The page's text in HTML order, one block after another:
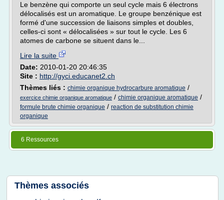
Le benzène qui comporte un seul cycle mais 6 électrons
délocalisés est un aromatique. Le groupe benzénique est
formé d'une succession de liaisons simples et doubles,
celles-ci sont « délocalisées » sur tout le cycle. Les 6
atomes de carbone se situent dans le...
Lire la suite
Date: 2010-01-20 20:46:35
Site : http://gyci.educanet2.ch
Thèmes liés : chimie organique hydrocarbure aromatique /
exercice chimie organique aromatique / chimie organique aromatique /
formule brute chimie organique / reaction de substitution chimie
organique
6 Ressources
Thèmes associés